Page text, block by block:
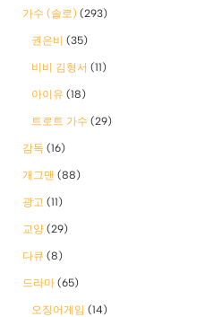
가수 (솔로) (293)
권은비 (35)
비비 김형서 (11)
아이유 (18)
트로트 가수 (29)
감독 (16)
개그맨 (88)
광고 (11)
교양 (29)
다큐 (8)
드라마 (65)
오징어게임 (14)